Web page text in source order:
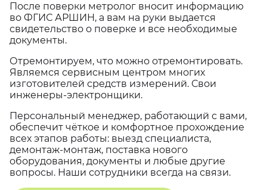
После поверки метролог вносит информацию
во ФГИС АРШИН, а вам на руки выдается
свидетельство о поверке и все необходимые
документы.
Отремонтируем, что можно отремонтировать.
Являемся сервисным центром многих
изготовителей средств измерений. Свои
инженеры-электронщики.
Персональный менеджер, работающий с вами,
обеспечит чёткое и комфортное прохождение
всех этапов работы: выезд специалиста,
демонтаж-монтаж, поставка нового
оборудования, документы и любые другие
вопросы. Наши сотрудники всегда на связи.